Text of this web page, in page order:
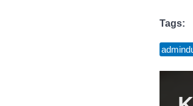
Tags: